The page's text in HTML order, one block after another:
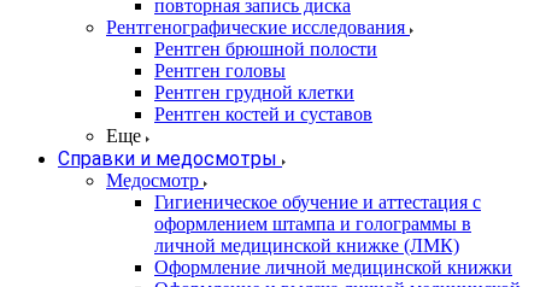
повторная запись диска
Рентгенографические исследования
Рентген брюшной полости
Рентген головы
Рентген грудной клетки
Рентген костей и суставов
Еще
Справки и медосмотры
Медосмотр
Гигиеническое обучение и аттестация с
оформлением штампа и голограммы в
личной медицинской книжке (ЛМК)
Оформление личной медицинской книжки